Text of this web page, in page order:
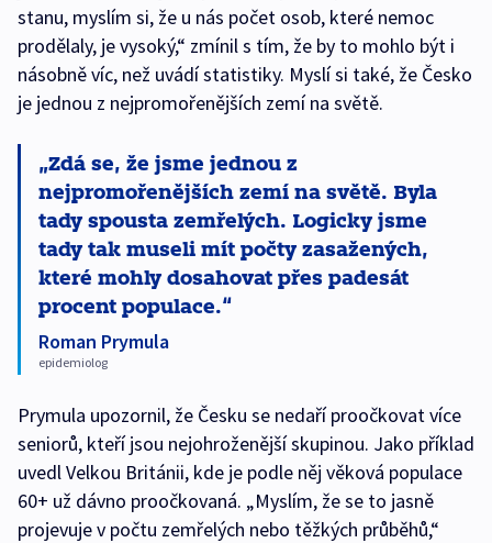
stanu, myslím si, že u nás počet osob, které nemoc
prodělaly, je vysoký,“ zmínil s tím, že by to mohlo být i
násobně víc, než uvádí statistiky. Myslí si také, že Česko
je jednou z nejpromořenějších zemí na světě.
Zdá se, že jsme jednou z
nejpromořenějších zemí na světě. Byla
tady spousta zemřelých. Logicky jsme
tady tak museli mít počty zasažených,
které mohly dosahovat přes padesát
procent populace.
Roman Prymula
epidemiolog
Prymula upozornil, že Česku se nedaří proočkovat více
seniorů, kteří jsou nejohroženější skupinou. Jako příklad
uvedl Velkou Británii, kde je podle něj věková populace
60+ už dávno proočkovaná. „Myslím, že se to jasně
projevuje v počtu zemřelých nebo těžkých průběhů,“